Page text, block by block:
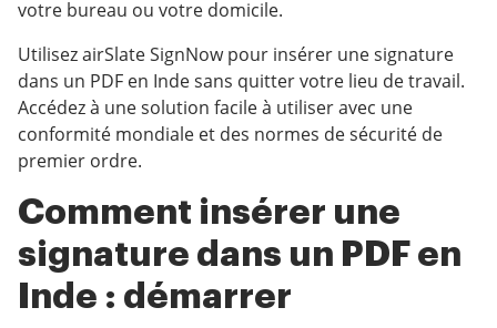
votre bureau ou votre domicile.
Utilisez airSlate SignNow pour insérer une signature
dans un PDF en Inde sans quitter votre lieu de travail.
Accédez à une solution facile à utiliser avec une
conformité mondiale et des normes de sécurité de
premier ordre.
Comment insérer une
signature dans un PDF en
Inde : démarrer